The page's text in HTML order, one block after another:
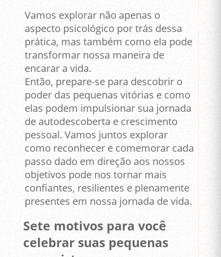
Vamos explorar não apenas o
aspecto psicológico por trás dessa
prática, mas também como ela pode
transformar nossa maneira de
encarar a vida.
Então, prepare-se para descobrir o
poder das pequenas vitórias e como
elas podem impulsionar sua jornada
de autodescoberta e crescimento
pessoal. Vamos juntos explorar
como reconhecer e comemorar cada
passo dado em direção aos nossos
objetivos pode nos tornar mais
confiantes, resilientes e plenamente
presentes em nossa jornada de vida.
Sete motivos para você
celebrar suas pequenas